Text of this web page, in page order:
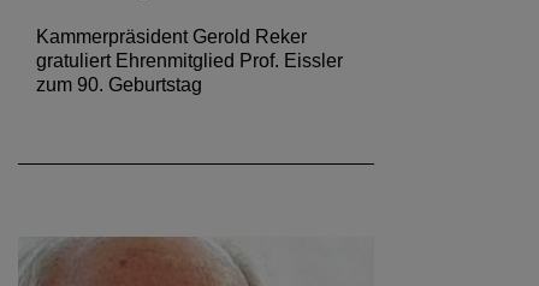
Kammerpräsident Gerold Reker
gratuliert Ehrenmitglied Prof. Eissler
zum 90. Geburtstag